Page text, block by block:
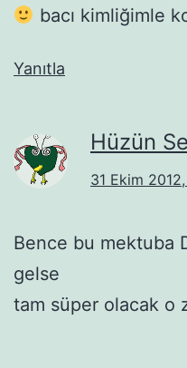
bacı kimliğimle
Yanıtla
Hüzün
31 Ekim 2012,
Bence bu mektuba
gelse
tam süper olacak o